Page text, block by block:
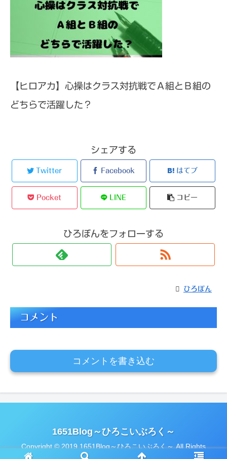
【ヒロアカ】心操はクラス対抗戦でＡ組とＢ組の
どちらで活躍した？
シェアする
Twitter Facebook はてブ
Pocket LINE コピー
ひろぼんをフォローする
ひろぼん
コメント
コメントを書き込む
1651Blog～ひろこいぶろく～
Copyright © 2019 1651Blog～ひろこいぶろく～ All Rights